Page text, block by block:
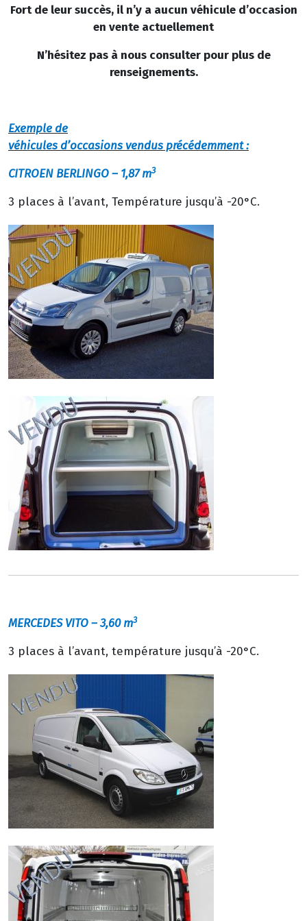
Fort de leur succès, il n’y a aucun véhicule d’occasion
en vente actuellement
N’hésitez pas à nous consulter pour plus de
renseignements.
Exemple de
véhicules d’occasions vendus précédemment :
CITROEN BERLINGO– 1,87 m3
3 places à l’avant, Température jusqu’à -20°C.
MERCEDES VITO– 3,60 m3
3 places à l’avant, température jusqu’à -20°C.